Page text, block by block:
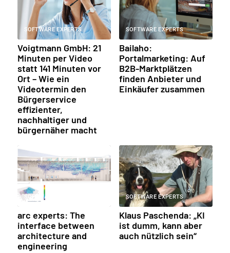
SOFTWARE EXPERTS
Voigtmann GmbH: 21
Minuten per Video
statt 141 Minuten vor
Ort – Wie ein
Videotermin den
Bürgerservice
effizienter,
nachhaltiger und
bürgernäher macht
SOFTWARE EXPERTS
Bailaho:
Portalmarketing: Auf
B2B-Marktplätzen
finden Anbieter und
Einkäufer zusammen
SOFTWARE EXPERTS
arc experts: The
interface between
architecture and
engineering
SOFTWARE EXPERTS
Klaus Paschenda: „KI
ist dumm, kann aber
auch nützlich sein“